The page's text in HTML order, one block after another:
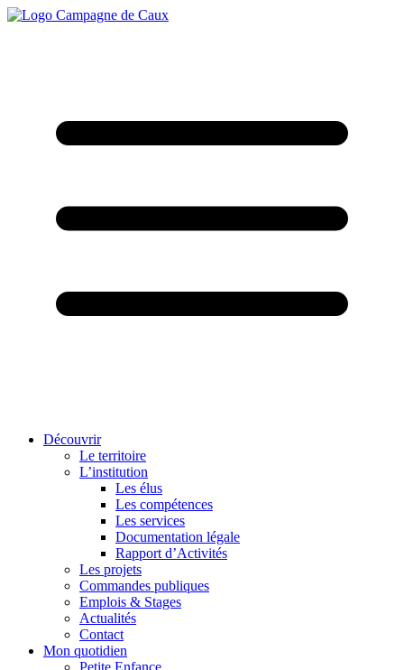
Découvrir
Le territoire
L’institution
Les élus
Les compétences
Les services
Documentation légale
Rapport d’Activités
Les projets
Commandes publiques
Emplois & Stages
Actualités
Contact
Mon quotidien
Petite Enfance